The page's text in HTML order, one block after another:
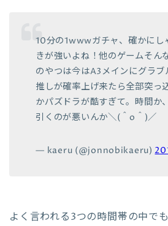
10分の1wwwガチャ、確かにし
きが強いよね！他のゲームそん
のやつは今はA3メインにグラブ
推しが確率上げ来たら全部突っ
かパズドラが酷すぎて。時間か
引くのが悪いんか＼(＾o＾)／
— kaeru (@jonnobikaeru)
よく言われる3つの時間帯の中で